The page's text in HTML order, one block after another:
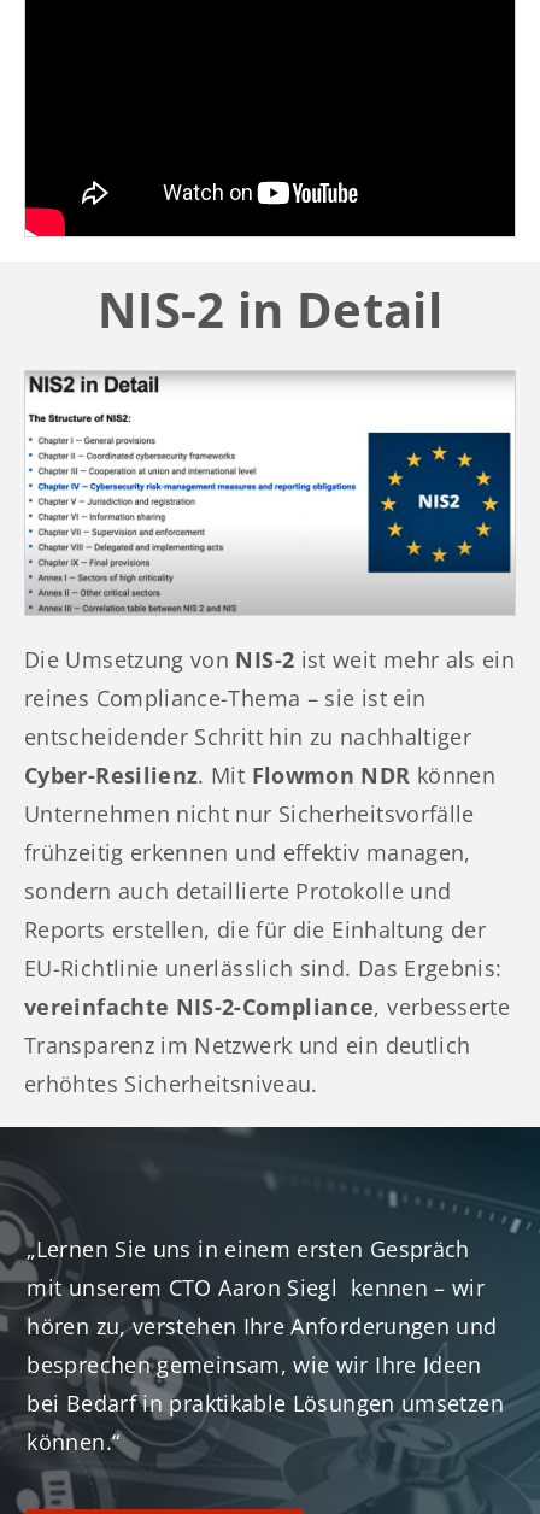
NIS-2 in Detail
Die Umsetzung von NIS-2 ist weit mehr als ein
reines Compliance-Thema – sie ist ein
entscheidender Schritt hin zu nachhaltiger
Cyber-Resilienz. Mit Flowmon NDR können
Unternehmen nicht nur Sicherheitsvorfälle
frühzeitig erkennen und effektiv managen,
sondern auch detaillierte Protokolle und
Reports erstellen, die für die Einhaltung der
EU-Richtlinie unerlässlich sind. Das Ergebnis:
vereinfachte NIS-2-Compliance, verbesserte
Transparenz im Netzwerk und ein deutlich
erhöhtes Sicherheitsniveau.
„Lernen Sie uns in einem ersten Gespräch
mit unserem CTO Aaron Siegl kennen – wir
hören zu, verstehen Ihre Anforderungen und
besprechen gemeinsam, wie wir Ihre Ideen
bei Bedarf in praktikable Lösungen umsetzen
können.“